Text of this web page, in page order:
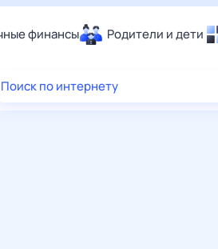
финансы Родители и дети
Еда
Поиск по интернету